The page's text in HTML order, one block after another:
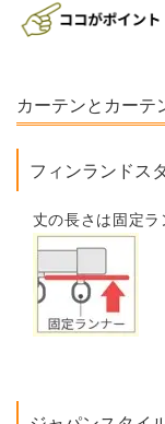
カーテンとカーテ
フィンランドス
丈の長さは固定ラ